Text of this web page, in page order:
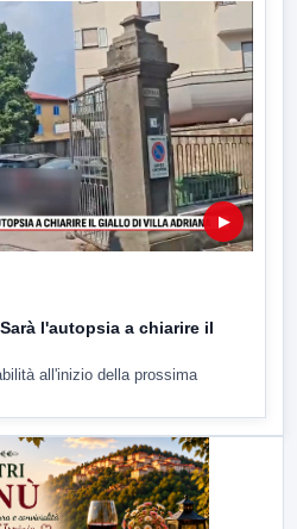
▶
l'autopsia a chiarire il
all'inizio della prossima